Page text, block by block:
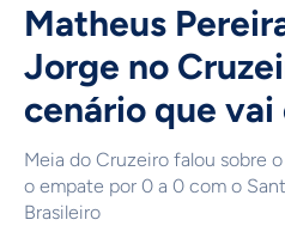
Matheus
Jorge no
cenário que vai
Meia do Cruzeiro falou sobre
o empate por 0 a 0 com o
Brasileiro